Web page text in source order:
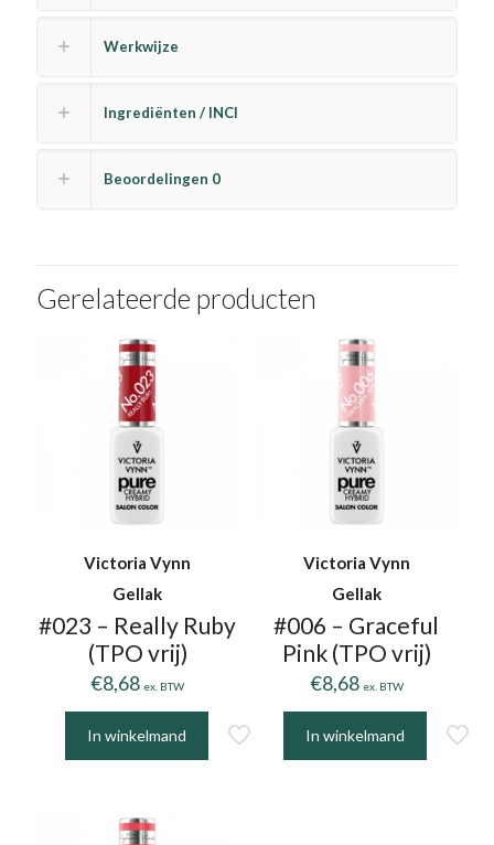
Werkwijze
Ingrediënten / INCI
Beoordelingen 0
Gerelateerde producten
Victoria Vynn
Gellak
#023 – Really Ruby
(TPO vrij)
€8,68 ex. BTW
In winkelmand
Victoria Vynn
Gellak
#006 – Graceful
Pink (TPO vrij)
€8,68 ex. BTW
In winkelmand